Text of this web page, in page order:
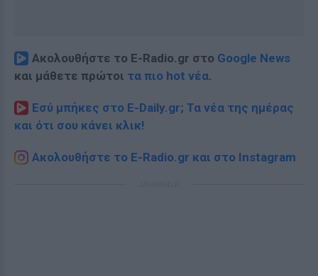
Ακολουθήστε το E-Radio.gr στο Google News
και μάθετε πρώτοι τα πιο hot νέα.
Εσύ μπήκες στο E-Daily.gr; Τα νέα της ημέρας
και ότι σου κάνει κλικ!
Ακολουθήστε το E-Radio.gr και στο Instagram